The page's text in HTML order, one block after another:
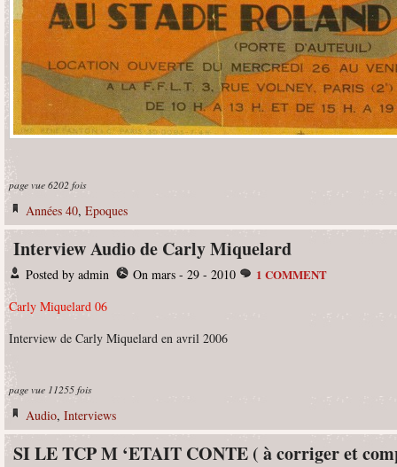
page vue 6202 fois
Années 40, Epoques
Interview Audio de Carly Miquelard
Posted by admin On mars - 29 - 2010
1 COMMENT
Carly Miquelard 06
Interview de Carly Miquelard en avril 2006
page vue 11255 fois
Audio, Interviews
SI LE TCP M ‘ETAIT CONTE ( à corriger et